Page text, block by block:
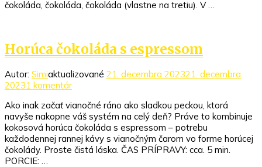
lesným
čokoláda, čokoláda, čokoláda (vlastne na tretiu). V …
Horúca čokoláda s espressom
Autor: Simiaktualizované 21. decembra 202321. decembra
20231 komentárna
čokoláda
s
espressom
Ako inak začať vianočné ráno ako sladkou peckou, ktorá
navyše nakopne váš systém na celý deň? Práve to kombinuje
kokosová horúca čokoláda s espressom – potrebu
každodennej rannej kávy s vianočným čarom vo forme horúcej
čokolády. Proste čistá láska. ČAS PRÍPRAVY: cca. 5 min.
PORCIE: …